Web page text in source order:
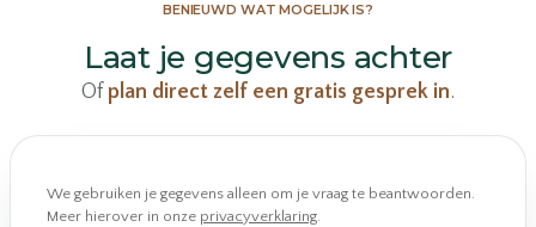
BENIEUWD WAT MOGELIJK IS?
Laat je gegevens achter
Of plan direct zelf een gratis gesprek in.
We gebruiken je gegevens alleen om je vraag te beantwoorden.
Meer hierover in onze privacyverklaring.